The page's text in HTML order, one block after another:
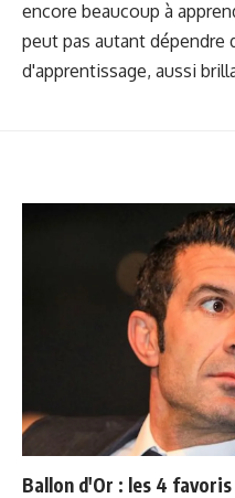
encore beaucoup à
peut pas autant dépendre
d'apprentissage, aussi
Ballon d'Or : les 4 favoris